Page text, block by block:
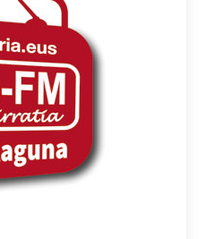
McCartney eta Ringo Starr-en
Bide, Boards Of Canada, Somak,
Underscores, Habia